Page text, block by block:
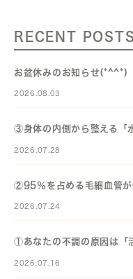
RECENT POSTS
お盆休みのお知らせ(*^^*)
2026.08.03
③身体の内側から整える「
2026.07.28
②95％を占める毛細血管が
2026.07.24
①あなたの不調の原因は「
2026.07.16